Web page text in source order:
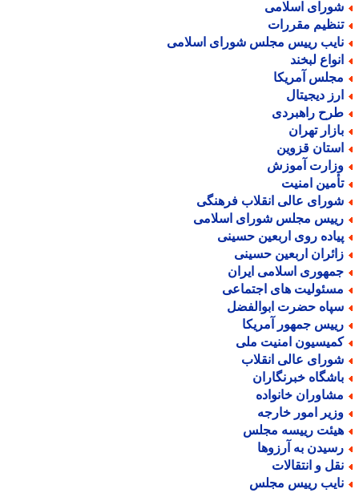
اسلامی
مقررات
رییس مجلس شورای اسلامی
لبخند
آمریکا
دیجیتال
راهبردی
تهران
قزوین
آموزش
امنیت
عالی انقلاب فرهنگی
مجلس شورای اسلامی
روی اربعین حسینی
اربعین حسینی
اسلامی ایران
های اجتماعی
حضرت ابوالفضل
جمهور آمریکا
امنیت ملی
عالی انقلاب
خبرنگاران
خانواده
امور خارجه
رییسه مجلس
به آرزوها
و انتقالات
رییس مجلس